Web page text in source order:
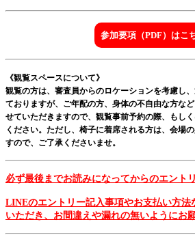
参加要項（PDF）はこ
《観覧スペースについて》
観覧の方は、審査員からのロケーションを考慮し
ておりますが、ご年配の方、身体の不自由な方な
せていただきますので、観覧事前予約の際、もし
ください。ただし、椅子に着席される方は、会場
すので、ご了承くださいませ。
必ず最後までお読みになってからのエント
LINEのエントリー記入事項やお支払い方法
いただき、お間違えや漏れの無いようにお